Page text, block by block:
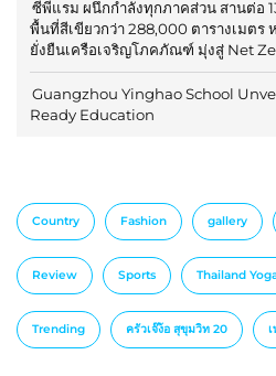
ซีพีแรม ผนึกกำลังทุกภาคส่วน สานต่อ
พื้นที่สีเขียวกว่า 288,000 ตารางเมตร
ยั่งยืนเครือเจริญโภคภัณฑ์ มุ่งสู่ Net
Guangzhou Yinghao School
Ready Education
Country Fashion gallery
Review Sports Thailand
Trending ครัวเจ๊ง้อ สุขุมวิท 20